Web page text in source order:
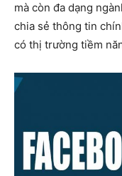
mà còn đa dạng
chia sẻ thông tin
có thị trường tiềm